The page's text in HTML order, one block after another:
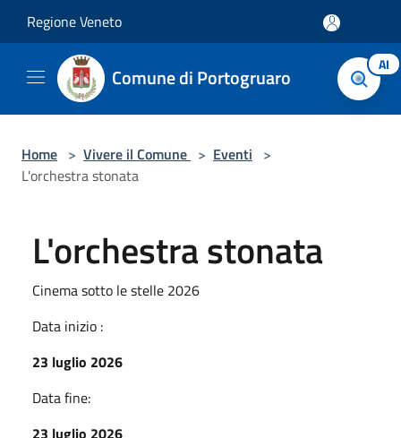
Regione Veneto
Comune di Portogruaro AI
Home > Vivere il Comune > Eventi >
L'orchestra stonata
L'orchestra stonata
Cinema sotto le stelle 2026
Data inizio :
23 luglio 2026
Data fine:
23 luglio 2026